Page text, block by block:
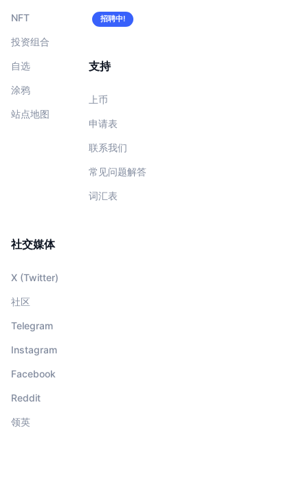
NFT
投资组合
自选
涂鸦
站点地图
招聘中!
支持
上币
申请表
联系我们
常见问题解答
词汇表
社交媒体
X (Twitter)
社区
Telegram
Instagram
Facebook
Reddit
领英